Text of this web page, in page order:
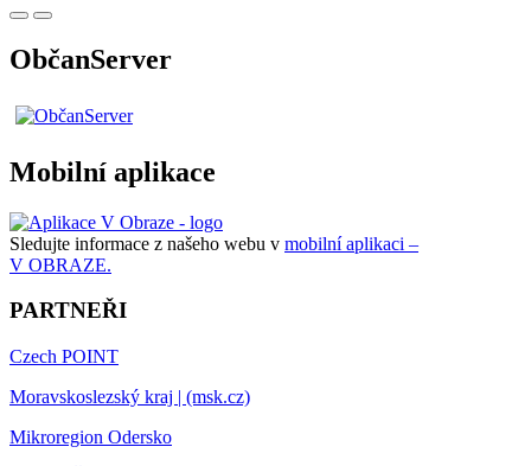
ObčanServer
Mobilní aplikace
Sledujte informace z našeho webu v mobilní aplikaci –
V OBRAZE.
PARTNEŘI
Czech POINT
Moravskoslezský kraj | (msk.cz)
Mikroregion Odersko